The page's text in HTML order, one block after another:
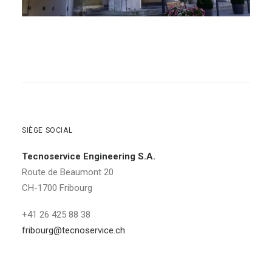
SIÈGE SOCIAL
Tecnoservice Engineering S.A.
Route de Beaumont 20
CH-1700 Fribourg
+41 26 425 88 38
fribourg@tecnoservice.ch